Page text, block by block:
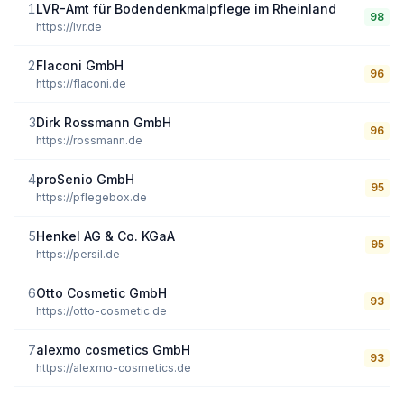
1 LVR-Amt für Bodendenkmalpflege im Rheinland
https://lvr.de
98
2Flaconi GmbH
https://flaconi.de
96
3Dirk Rossmann GmbH
https://rossmann.de
96
4proSenio GmbH
https://pflegebox.de
95
5Henkel AG & Co. KGaA
https://persil.de
95
6Otto Cosmetic GmbH
https://otto-cosmetic.de
93
7alexmo cosmetics GmbH
https://alexmo-cosmetics.de
93